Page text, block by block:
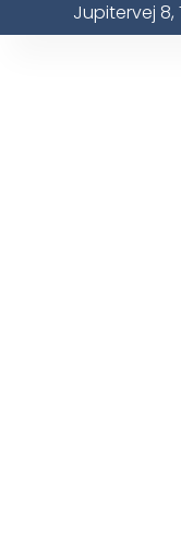
til
Jupitervej 8,